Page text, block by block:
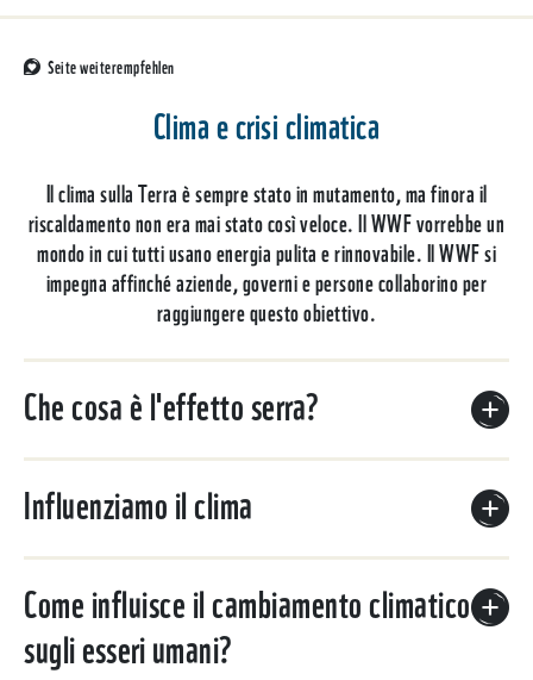
Seite weiterempfehlen
Clima e crisi climatica
Il clima sulla Terra è sempre stato in mutamento, ma finora il
riscaldamento non era mai stato così veloce. Il WWF vorrebbe un
mondo in cui tutti usano energia pulita e rinnovabile. Il WWF si
impegna affinché aziende, governi e persone collaborino per
raggiungere questo obiettivo.
Che cosa è l'effetto serra?
Influenziamo il clima
Come influisce il cambiamento climatico
sugli esseri umani?